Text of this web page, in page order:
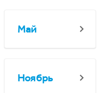
Май
Ноябрь